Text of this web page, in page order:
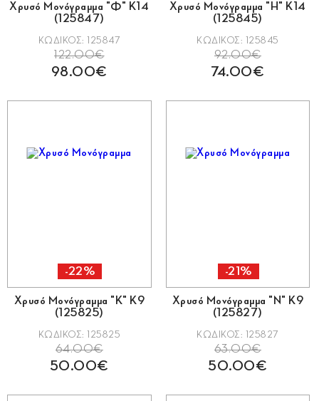
Χρυσό Μονόγραμμα "Φ" Κ14
(125847)
ΚΩΔΙΚΟΣ: 125847
122.00€
98.00€
Χρυσό Μονόγραμμα "Η" Κ14
(125845)
ΚΩΔΙΚΟΣ: 125845
92.00€
74.00€
-22%
Χρυσό Μονόγραμμα "Κ" Κ9
(125825)
ΚΩΔΙΚΟΣ: 125825
64.00€
50.00€
-21%
Χρυσό Μονόγραμμα "Ν" Κ9
(125827)
ΚΩΔΙΚΟΣ: 125827
63.00€
50.00€